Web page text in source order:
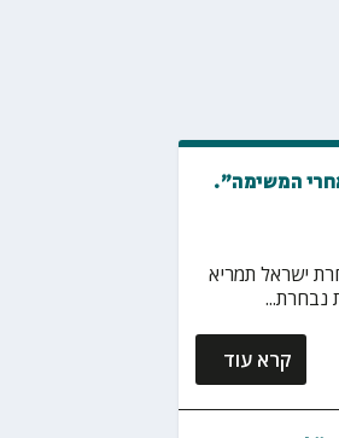
המשימה״.
ישראל תמריא
נבחרת...
קרא עוד